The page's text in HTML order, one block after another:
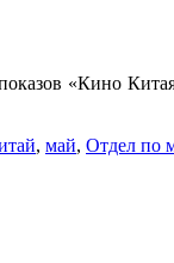
«Кино
, май, Отдел по